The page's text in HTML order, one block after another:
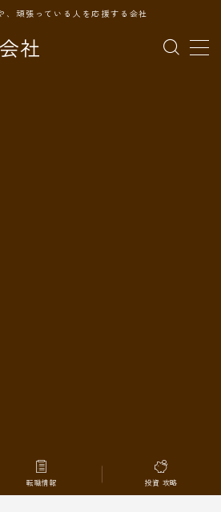
社
、頑張っている人を応援する会社
転職情報 投資 攻略